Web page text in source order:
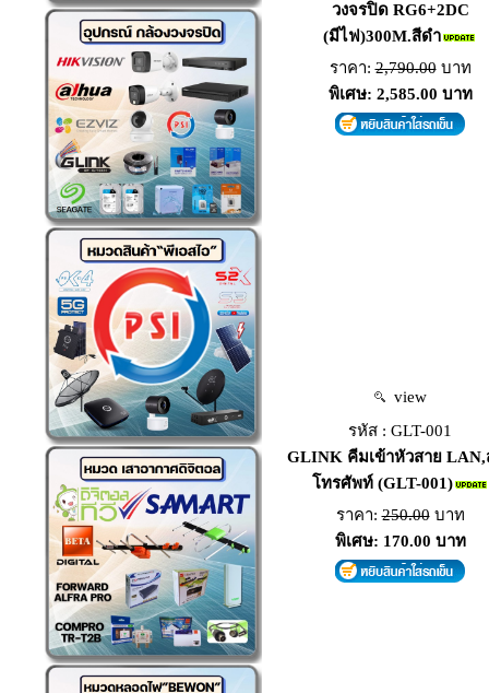
วงจรปิด RG6+2DC
(มีไฟ)300M.สีดำ
ราคา:2,790.00บาท
พิเศษ: 2,585.00 บาท
view
รหัส : GLT-001
GLINK คีมเข้าหัวสาย LAN,
โทรศัพท์ (GLT-001)
ราคา:250.00บาท
พิเศษ: 170.00 บาท